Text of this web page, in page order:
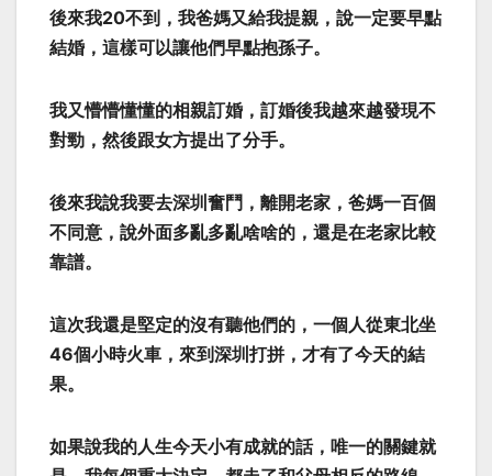
後來我20不到，我爸媽又給我提親，說一定要早點
結婚，這樣可以讓他們早點抱孫子。
我又懵懵懂懂的相親訂婚，訂婚後我越來越發現不
對勁，然後跟女方提出了分手。
後來我說我要去深圳奮鬥，離開老家，爸媽一百個
不同意，說外面多亂多亂啥啥的，還是在老家比較
靠譜。
這次我還是堅定的沒有聽他們的，一個人從東北坐
46個小時火車，來到深圳打拼，才有了今天的結
果。
如果說我的人生今天小有成就的話，唯一的關鍵就